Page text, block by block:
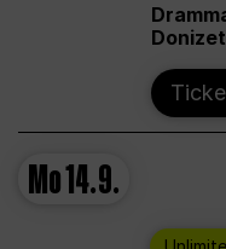
Mo14.9.